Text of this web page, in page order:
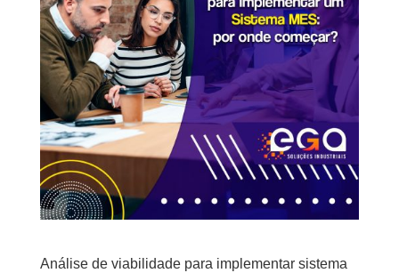
Análise de viabilidade para implementar sistema